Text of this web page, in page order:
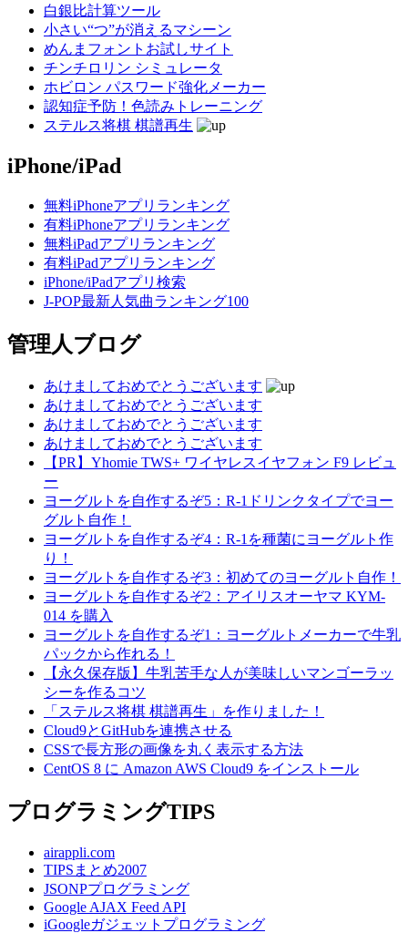
白銀比計算ツール
小さい“つ”が消えるマシーン
めんまフォントお試しサイト
チンチロリン シミュレータ
ホビロン パスワード強化メーカー
認知症予防！色読みトレーニング
ステルス将棋 棋譜再生
iPhone/iPad
無料iPhoneアプリランキング
有料iPhoneアプリランキング
無料iPadアプリランキング
有料iPadアプリランキング
iPhone/iPadアプリ検索
J-POP最新人気曲ランキング100
管理人ブログ
あけましておめでとうございます
あけましておめでとうございます
あけましておめでとうございます
あけましておめでとうございます
【PR】Yhomie TWS+ ワイヤレスイヤフォン F9 レビュ
ー
ヨーグルトを自作するぞ5：R-1ドリンクタイプでヨー
グルト自作！
ヨーグルトを自作するぞ4：R-1を種菌にヨーグルト作
り！
ヨーグルトを自作するぞ3：初めてのヨーグルト自作！
ヨーグルトを自作するぞ2：アイリスオーヤマ KYM-
014 を購入
ヨーグルトを自作するぞ1：ヨーグルトメーカーで牛乳
パックから作れる！
【永久保存版】牛乳苦手な人が美味しいマンゴーラッ
シーを作るコツ
「ステルス将棋 棋譜再生」を作りました！
Cloud9とGitHubを連携させる
CSSで長方形の画像を丸く表示する方法
CentOS 8 に Amazon AWS Cloud9 をインストール
プログラミングTIPS
airappli.com
TIPSまとめ2007
JSONPプログラミング
Google AJAX Feed API
iGoogleガジェットプログラミング